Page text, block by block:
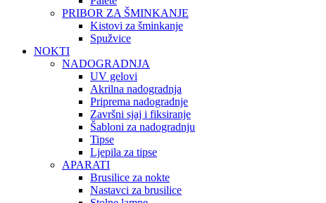
PRIBOR ZA ŠMINKANJE
Kistovi za šminkanje
Spužvice
NOKTI
NADOGRADNJA
UV gelovi
Akrilna nadogradnja
Priprema nadogradnje
Završni sjaj i fiksiranje
Šabloni za nadogradnju
Tipse
Ljepila za tipse
APARATI
Brusilice za nokte
Nastavci za brusilice